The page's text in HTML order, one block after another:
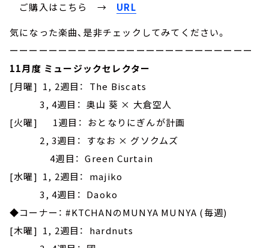
ご購入はこちら → URL
気になった楽曲、是非チェックしてみてください。
ーーーーーーーーーーーーーーーーーーーーーーーーー
11月度 ミュージックセレクター
[月曜] 1, 2週目： The Biscats
3, 4週目： 奥山 葵 × 大倉空人
[火曜] 1週目： おとなりにぎんが計画
2, 3週目： すなお × グソクムズ
4週目： Green Curtain
[水曜] 1, 2週目： majiko
3, 4週目： Daoko
◆コーナー： #KTCHANのMUNYA MUNYA (毎週)
[木曜] 1, 2週目： hardnuts